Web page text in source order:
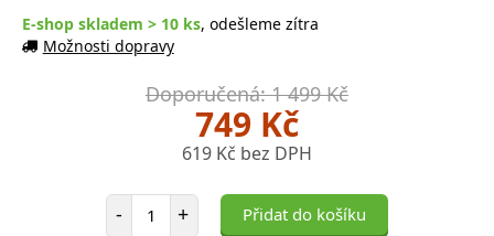
E-shop skladem > 10 ks, odešleme zítra
Možnosti dopravy
Doporučená: 1 499 Kč
749 Kč
619 Kč bez DPH
- Počet položek
+ Přidat do košíku